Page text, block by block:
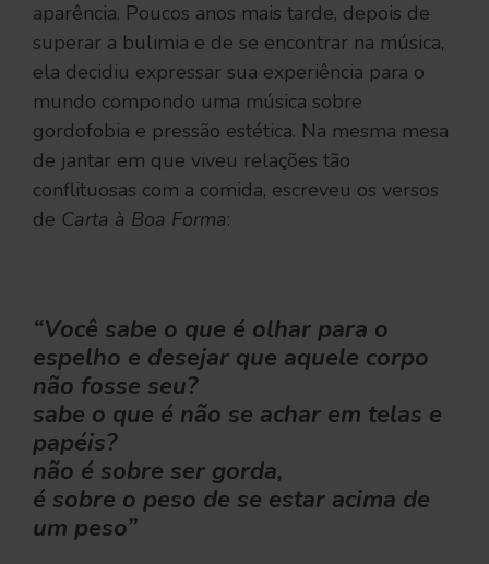
aparência. Poucos anos mais tarde, depois de
superar a bulimia e de se encontrar na música,
ela decidiu expressar sua experiência para o
mundo compondo uma música sobre
gordofobia e pressão estética. Na mesma mesa
de jantar em que viveu relações tão
conflituosas com a comida, escreveu os versos
de Carta à Boa Forma:
“Você sabe o que é olhar para o
espelho e desejar que aquele corpo
não fosse seu?
sabe o que é não se achar em telas e
papéis?
não é sobre ser gorda,
é sobre o peso de se estar acima de
um peso”